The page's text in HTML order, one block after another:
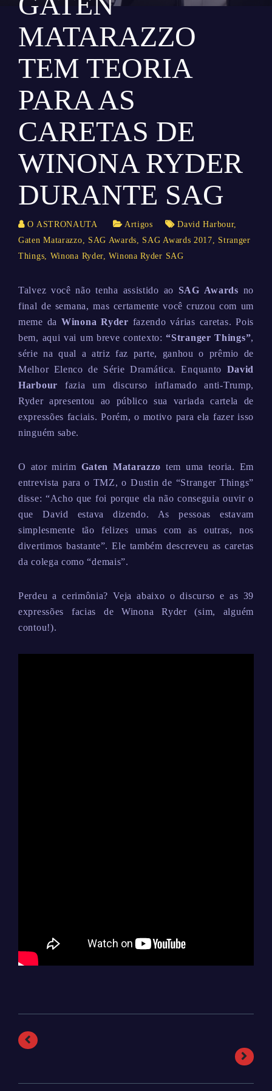
MATARAZZO
TEM TEORIA
PARA AS
CARETAS DE
WINONA RYDER
DURANTE SAG
O ASTRONAUTA Artigos David Harbour,
Gaten Matarazzo, SAG Awards, SAG Awards 2017, Stranger
Things, Winona Ryder,Winona Ryder SAG
Talvez você não tenha assistido ao SAG Awards no
final de semana, mas certamente você cruzou com um
meme daWinona Ryder fazendo várias caretas. Pois
bem, aqui vai um breve contexto:“Stranger Things”,
série na qual a atriz faz parte, ganhou o prêmio de
Melhor Elenco de Série Dramática. Enquanto David
Harbour fazia um discurso inflamado anti-Trump,
Ryder apresentou ao público sua variada cartela de
expressões faciais. Porém, o motivo para ela fazer isso
ninguém sabe.
O ator mirim Gaten Matarazzo tem uma teoria. Em
entrevista para o TMZ, o Dustin de “Stranger Things”
disse: “Acho que foi porque ela não conseguia ouvir o
que David estava dizendo. As pessoas estavam
simplesmente tão felizes umas com as outras, nos
divertimos bastante”. Ele também descreveu as caretas
da colega como “demais”.
Perdeu a cerimônia? Veja abaixo o discurso e as 39
expressões facias de Winona Ryder (sim, alguém
contou!).